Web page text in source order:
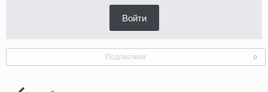
Войти
Подписчики 0